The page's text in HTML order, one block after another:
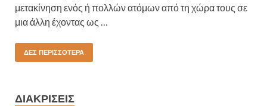
μετακίνηση ενός ή πολλών ατόμων από τη χώρα τους σε
μια άλλη έχοντας ως …
ΔΕΣ ΠΕΡΙΣΣΌΤΕΡΑ
ΔΙΑΚΡΊΣΕΙΣ